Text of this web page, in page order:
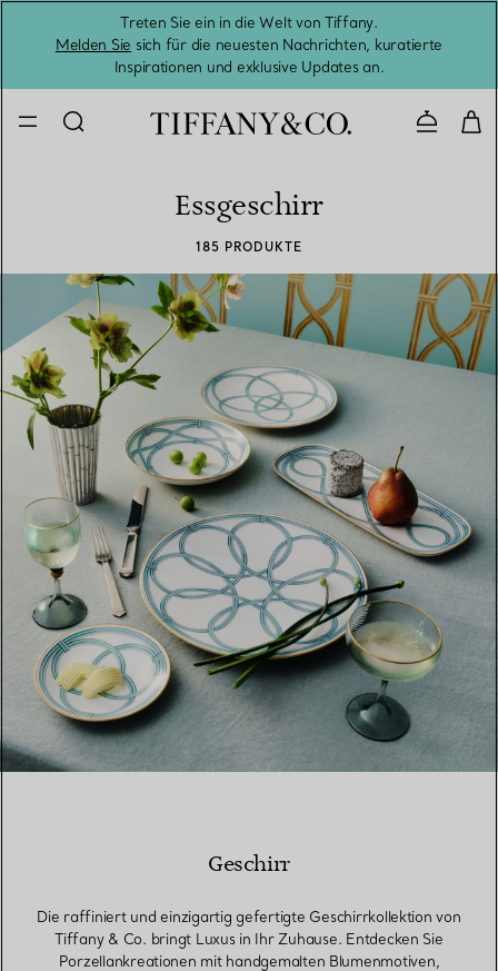
Treten Sie ein in die Welt von Tiffany.
Melden Sie sich für die neuesten Nachrichten, kuratierte
Inspirationen und exklusive Updates an.
Essgeschirr
185 PRODUKTE
Geschirr
Die raffiniert und einzigartig gefertigte Geschirrkollektion von
Tiffany & Co. bringt Luxus in Ihr Zuhause. Entdecken Sie
Porzellankreationen mit handgemalten Blumenmotiven,